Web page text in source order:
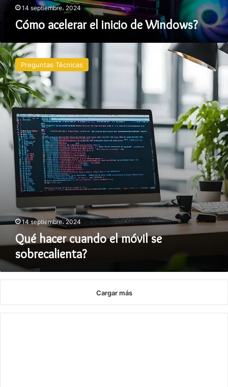
14 septiembre، 2024
Cómo acelerar el inicio de Windows?
Qué
hacer
cuando
el
móvil
se
sobrecalienta?
Preguntas Técnicas
14 septiembre، 2024
Qué hacer cuando el móvil se
sobrecalienta?
Cargar más